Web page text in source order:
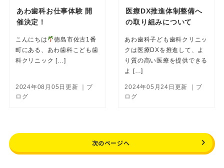
あわ歯科お仕事体験 開
催決定！
こんにちは
徳島市佐古1番
町にある、あわ歯科こども歯
科クリニック […]
2024年08月05日更新
｜ブ
ログ
医療DX推進体制整備へ
の取り組みについて
あわ歯科子ども歯科クリニッ
クは医療DXを推進して、よ
り質の高い医療を提供できる
よ […]
2024年05月24日更新
｜ブ
ログ
次のページへ